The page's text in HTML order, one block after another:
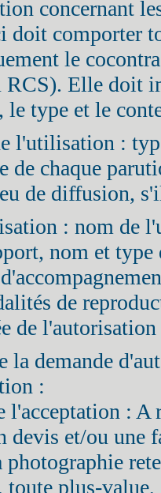
concernant
doit comporter
le
Elle doit
le type et le
l'utilisation :
de chaque
de diffusion,
: nom de
nom et
de
de
la demande
:
: A
devis et/ou une
photographie
toute plus-